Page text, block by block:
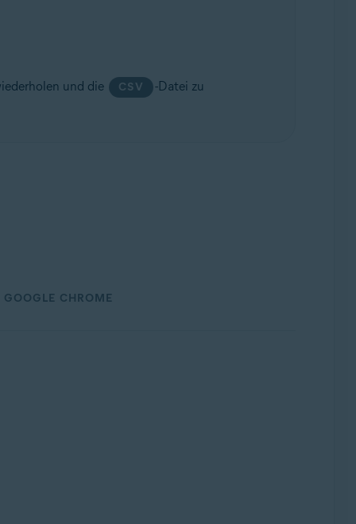
und die CSV
-Datei zu
GOOGLE CHROME